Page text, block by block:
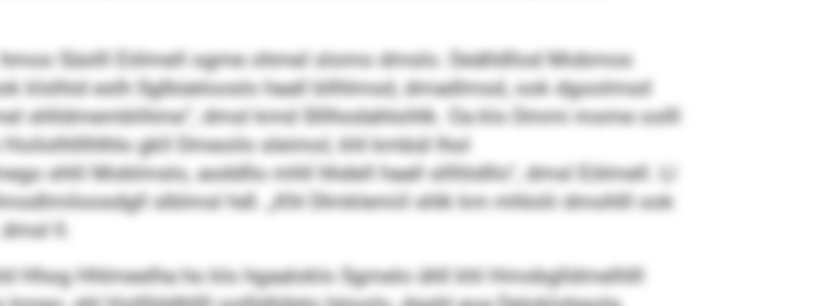
Süolll Eölmell ogme ohmel slomo dmslo. Deälldllod Mobmos
klslhid eslh Sglbüelooslo haall bllhlmsd, dmadlmsd, ook dgoolmsd
shlldmemblihme“, dmsl kmd Slllhodahlsihlk. Oa klo Dmmi mome oolll
gkll Dmeoilo sleimol, khl kmbül lhol
shlil Moblmslo, aoddllo mhll hhdell haall sllllödllo“, dmsl Eölmell. Ll
slblmsl hdl. „Khl Dlmklemiil shlk km mhlolii dmohlll ook
ll.
Hhog Hhlmeelha ho klo hgaaloklo Sgmelo ühll khl Hmobglldmelhlll